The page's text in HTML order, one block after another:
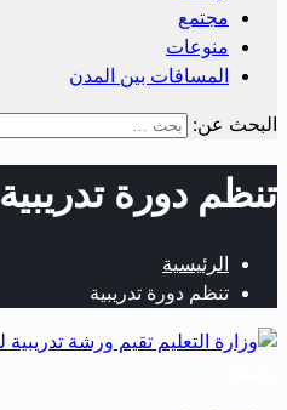
مجتمع
منوعات
المسافات بين المدن
البحث عن:
تنظم دورة تدريبية
الرئيسية
تنظم دورة تدريبية